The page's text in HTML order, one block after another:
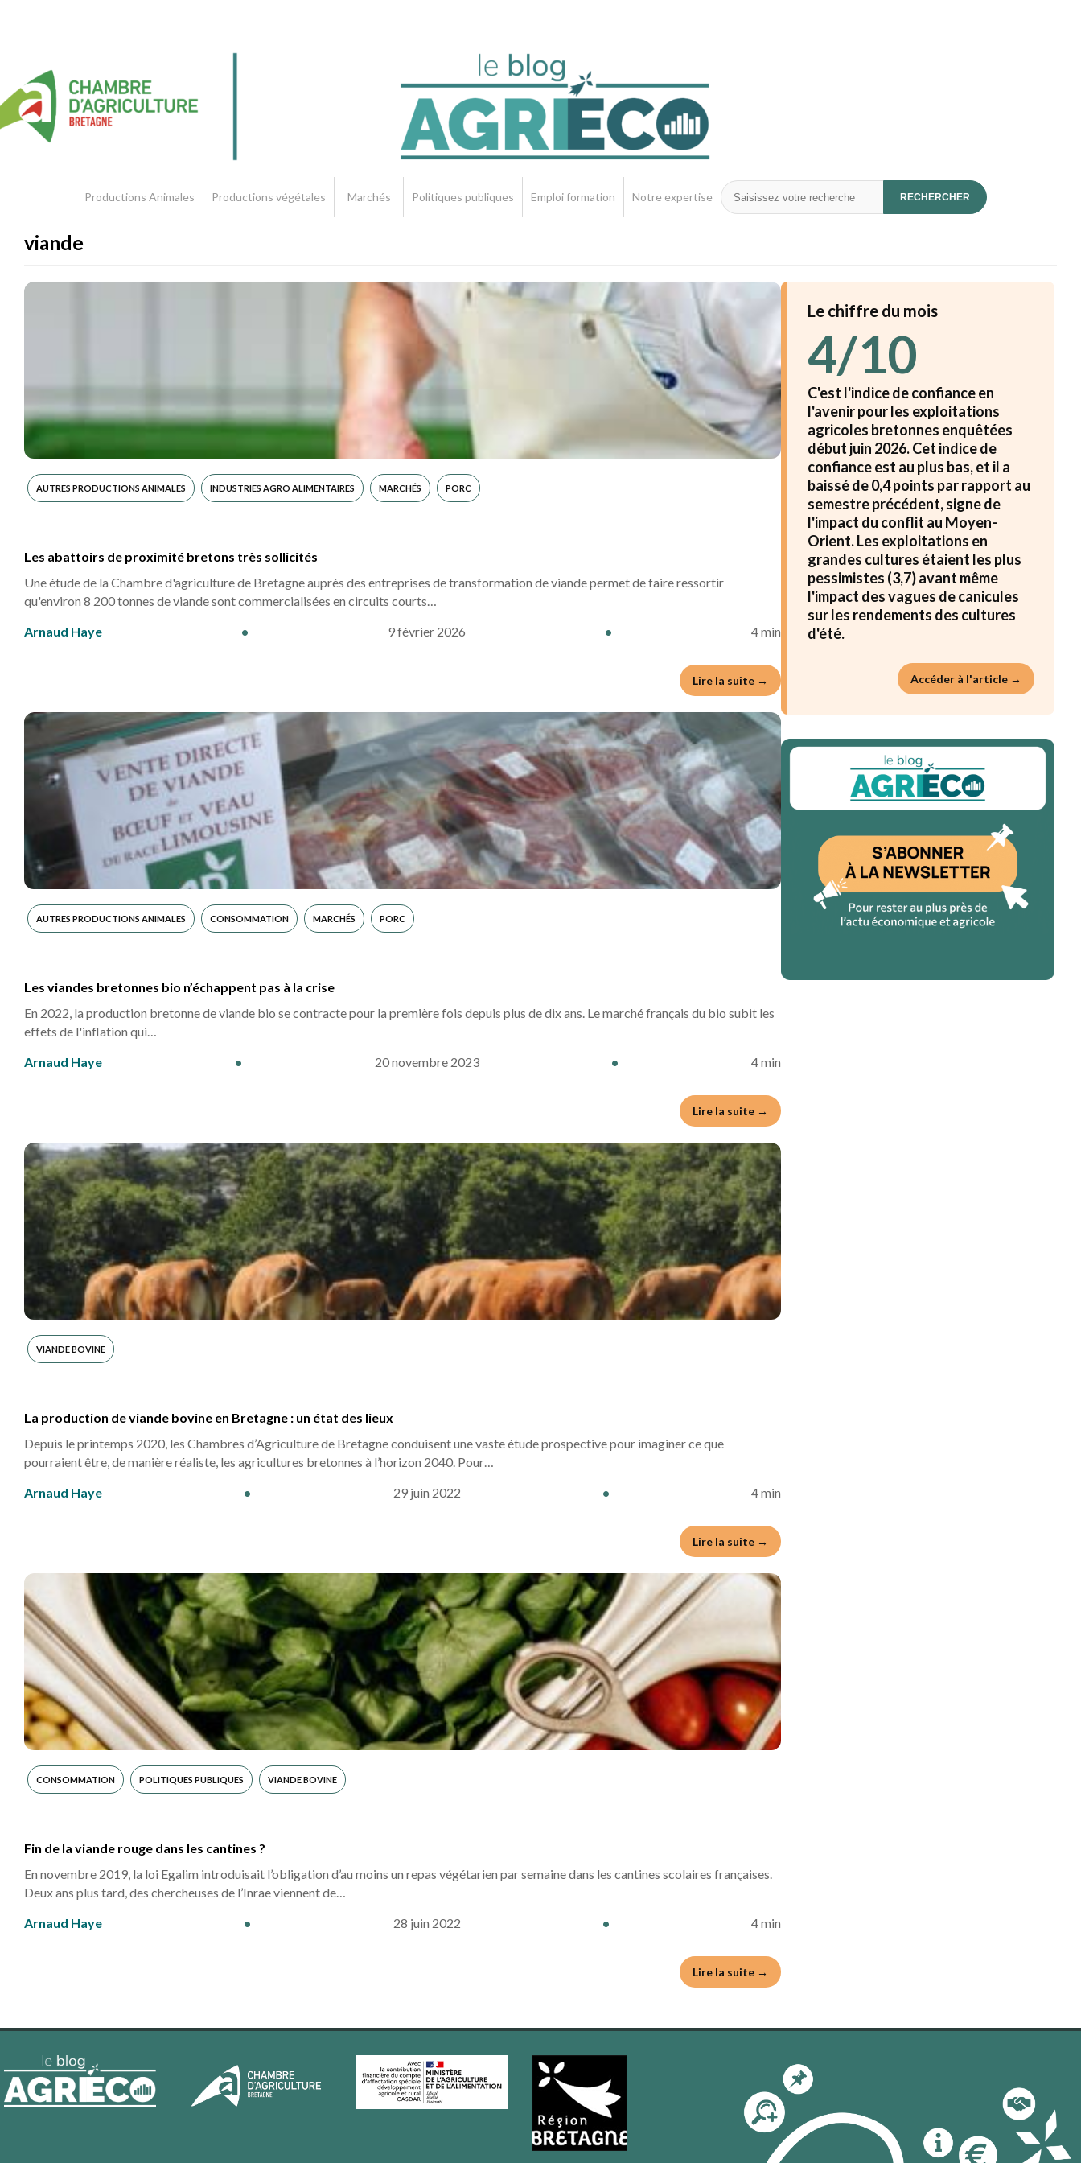
Productions Animales Productions végétales Marchés Politiques publiques Emploi formation Notre expertise
Rechercher
RECHERCHER
viande
AUTRES PRODUCTIONS ANIMALES INDUSTRIES AGRO ALIMENTAIRES MARCHÉS PORC
Les abattoirs de proximité bretons très sollicités
Une étude de la Chambre d'agriculture de Bretagne auprès des entreprises de transformation de viande permet de faire ressortir
qu'environ 8 200 tonnes de viande sont commercialisées en circuits courts…
Arnaud Haye
• 9 février 2026 • 4 min
Lire la suite →
AUTRES PRODUCTIONS ANIMALES CONSOMMATION MARCHÉS PORC
Les viandes bretonnes bio n’échappent pas à la crise
En 2022, la production bretonne de viande bio se contracte pour la première fois depuis plus de dix ans. Le marché français du bio subit les
effets de l'inflation qui…
Arnaud Haye
• 20 novembre 2023 • 4 min
Lire la suite →
VIANDE BOVINE
La production de viande bovine en Bretagne : un état des lieux
Depuis le printemps 2020, les Chambres d’Agriculture de Bretagne conduisent une vaste étude prospective pour imaginer ce que
pourraient être, de manière réaliste, les agricultures bretonnes à l’horizon 2040. Pour…
Arnaud Haye
• 29 juin 2022 • 4 min
Lire la suite →
CONSOMMATION POLITIQUES PUBLIQUES VIANDE BOVINE
Fin de la viande rouge dans les cantines ?
En novembre 2019, la loi Egalim introduisait l’obligation d’au moins un repas végétarien par semaine dans les cantines scolaires françaises.
Deux ans plus tard, des chercheuses de l’Inrae viennent de…
Arnaud Haye
• 28 juin 2022 • 4 min
Lire la suite →
Le chiffre du mois
4/10
C'est l'indice de confiance en
l'avenir pour les exploitations
agricoles bretonnes enquêtées
début juin 2026. Cet indice de
confiance est au plus bas, et il a
baissé de 0,4 points par rapport au
semestre précédent, signe de
l'impact du conflit au Moyen-
Orient. Les exploitations en
grandes cultures étaient les plus
pessimistes (3,7) avant même
l'impact des vagues de canicules
sur les rendements des cultures
d'été.
Accéder à l'article →